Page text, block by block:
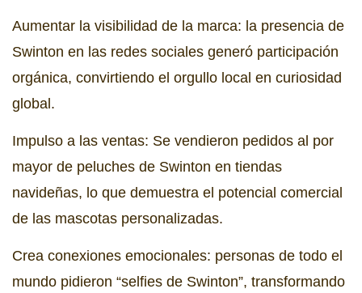
Aumentar la visibilidad de la marca: la presencia de
Swinton en las redes sociales generó participación
orgánica, convirtiendo el orgullo local en curiosidad
global.
Impulso a las ventas: Se vendieron pedidos al por
mayor de peluches de Swinton en tiendas
navideñas, lo que demuestra el potencial comercial
de las mascotas personalizadas.
Crea conexiones emocionales: personas de todo el
mundo pidieron “selfies de Swinton”, transformando